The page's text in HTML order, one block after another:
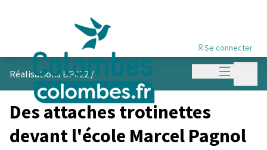
Menu
Se connecter
Réalisations BP#22/
Des attaches trotinettes
devant l'école Marcel Pagnol